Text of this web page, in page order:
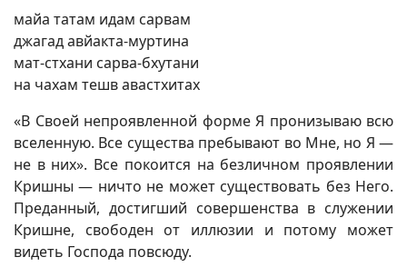
майа татам идам сарвам
джагад авйакта-муртина
мат-стхани сарва-бхутани
на чахам тешв авастхитах
«В Своей непроявленной форме Я пронизываю всю
вселенную. Все существа пребывают во Мне, но Я —
не в них». Все покоится на безличном проявлении
Кришны — ничто не может существовать без Него.
Преданный, достигший совершенства в служении
Кришне, свободен от иллюзии и потому может
видеть Господа повсюду.